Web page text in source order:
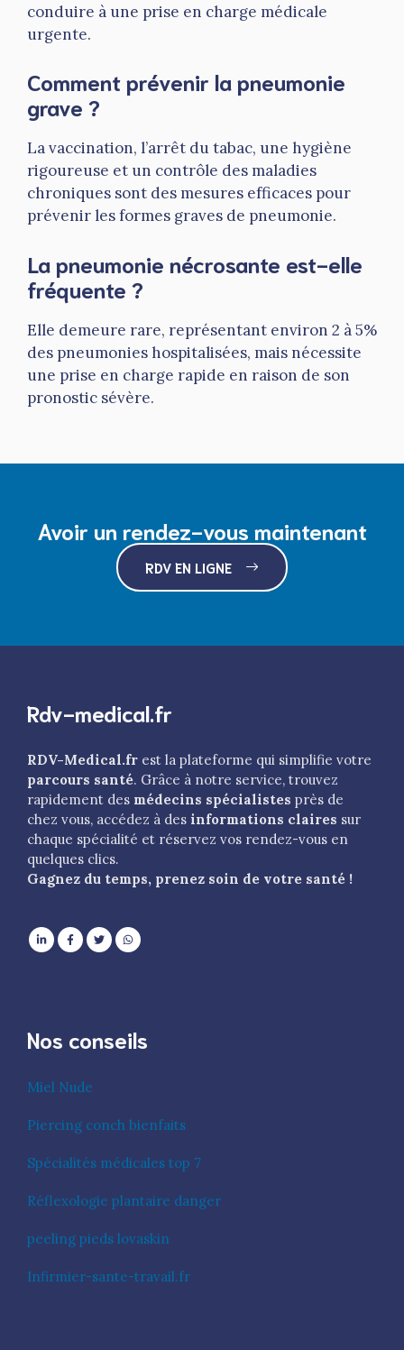
conduire à une prise en charge médicale
urgente.
Comment prévenir la pneumonie
grave ?
La vaccination, l’arrêt du tabac, une hygiène
rigoureuse et un contrôle des maladies
chroniques sont des mesures efficaces pour
prévenir les formes graves de pneumonie.
La pneumonie nécrosante est-elle
fréquente ?
Elle demeure rare, représentant environ 2 à 5%
des pneumonies hospitalisées, mais nécessite
une prise en charge rapide en raison de son
pronostic sévère.
Avoir un rendez-vous maintenant
RDV EN LIGNE
Rdv-medical.fr
RDV-Medical.fr est la plateforme qui simplifie votre
parcours santé. Grâce à notre service, trouvez
rapidement des médecins spécialistes près de
chez vous, accédez à des informations claires sur
chaque spécialité et réservez vos rendez-vous en
quelques clics.
Gagnez du temps, prenez soin de votre santé !
Nos conseils
Miel Nude
Piercing conch bienfaits
Spécialités médicales top 7
Réflexologie plantaire danger
peeling pieds lovaskin
Infirmier-sante-travail.fr